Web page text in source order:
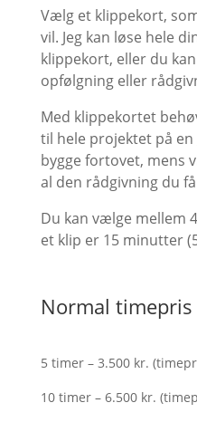
Vælg et klippekort,
vil. Jeg kan løse hele
klippekort, eller du
opfølgning eller
Med klippekortet
til hele projektet på en
bygge fortovet, mens
al den rådgivning du
Du kan vælge mellem
et klip er 15 minutter
Normal
5 timer – 3.500 kr.
10 timer – 6.500 kr.